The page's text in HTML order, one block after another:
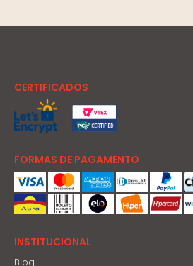
CERTIFICADOS
FORMAS DE PAGAMENTO
INSTITUCIONAL
Blog